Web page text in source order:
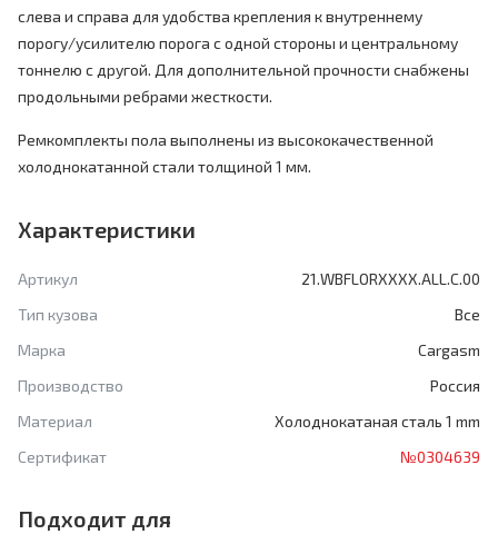
слева и справа для удобства крепления к внутреннему
порогу/усилителю порога с одной стороны и центральному
тоннелю с другой. Для дополнительной прочности снабжены
продольными ребрами жесткости.
Ремкомплекты пола выполнены из высококачественной
холоднокатанной стали толщиной 1 мм.
Характеристики
Артикул
21.WBFLORXXXX.ALL.C.00
Тип кузова
Все
Марка
Cargasm
Производство
Россия
Материал
Холоднокатаная сталь 1 mm
Сертификат
№0304639
Подходит для